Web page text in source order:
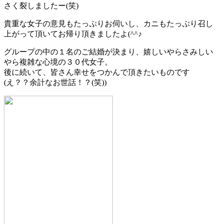
さく裂しましたー(笑)
貴重な女子の意見もたっぷりお伺いし、カニもたっぷり召し
上がって頂いてお帰り頂きましたよ(^^♪
グループの中の１名のご結婚が決まり、嬉しいやらさみしい
やら複雑な心境の３０代女子。
後に続いて、皆さん幸せをつかんで頂きたいものです
(え？？余計なお世話！？(笑))